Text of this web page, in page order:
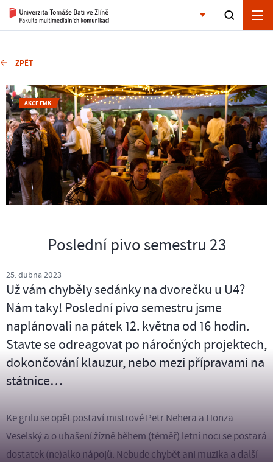
ZPĚT
AKCE FMK
Poslední pivo semestru 23
25. dubna 2023
Už vám chyběly sedánky na dvorečku u U4?
Nám taky! Poslední pivo semestru jsme
naplánovali na pátek 12. května od 16 hodin.
Stavte se odreagovat po náročných projektech,
dokončování klauzur, nebo mezi přípravami na
státnice…
Ke grilu se opět postaví mistrové Petr Nehera a Honza
Veselský a o uhašení žízně během (téměř) letní noci se postará
dostatek (ne)alko nápojů. Nebude chybět ani muzika a další